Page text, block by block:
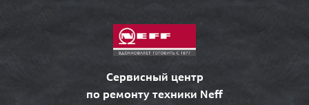
Сервисный центр
по ремонту техники Neff